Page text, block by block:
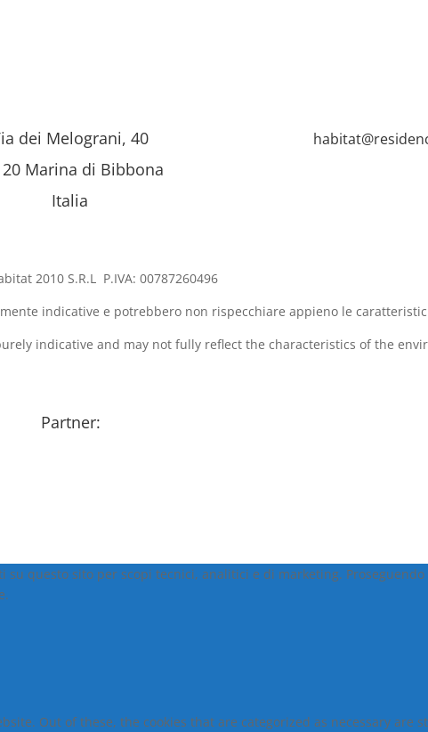
dei Melograni, 40
Marina di Bibbona
Italia
2010 S.R.L P.IVA: 00787260496
indicative e potrebbero non rispecchiare appieno le
indicative and may not fully reflect the characteristics of the
Partner:
questo sito per scopi tecnici, analitici e di marketing. Proseguendo
Out of these, the cookies that are categorized as necessary are